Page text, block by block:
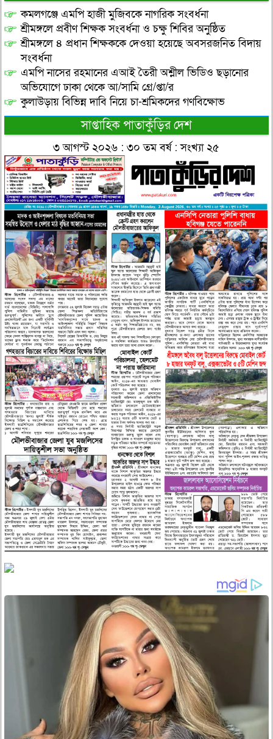
কমলগঞ্জে এমপি হাজী মুজিবকে নাগরিক সংবর্ধনা
শ্রীমঙ্গলে প্রবীণ শিক্ষক সংবর্ধনা ও চক্ষু শিবির অনুষ্ঠিত
শ্রীমঙ্গলে ৪ প্রধান শিক্ষককে দেওয়া হয়েছে অবসরজনিত বিদায়
সংবর্ধনা
এমপি নাসের রহমানের এআই তৈরী অশ্লীল ভিডিও ছড়ানোর
অভিযোগে ঢাকা থেকে আ/সামি গ্রে/প্তা/র
কুলাউড়ায় বিভিন্ন দাবি নিয়ে চা-শ্রমিকদের গণবিক্ষোভ
সাপ্তাহিক পাতাকুঁড়ির দেশ
৩ আগস্ট ২০২৬ : ৩০ তম বর্ষ : সংখ্যা ২৫